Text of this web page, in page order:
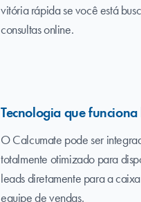
vitória rápida se você está
consultas online.
Tecnologia que
O Calcumate pode ser
totalmente otimizado para
leads diretamente para a
equipe de vendas.